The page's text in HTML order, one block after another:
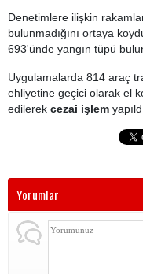
Denetimlere ilişkin
bulunmadığını ortaya
693'ünde yangın tüpü
Uygulamalarda 814 araç
ehliyetine geçici olarak el
edilerek cezai işlem
Yorumlar